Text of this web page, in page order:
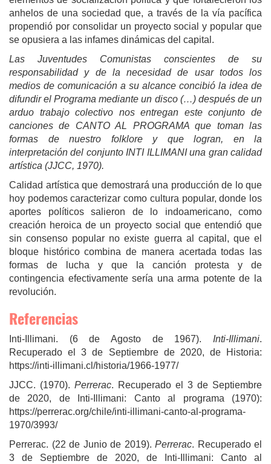
anhelos de una sociedad que, a través de la vía pacífica
propendió por consolidar un proyecto social y popular que
se opusiera a las infames dinámicas del capital.
Las Juventudes Comunistas conscientes de su
responsabilidad y de la necesidad de usar todos los
medios de comunicación a su alcance concibió la idea de
difundir el Programa mediante un disco (…) después de un
arduo trabajo colectivo nos entregan este conjunto de
canciones de CANTO AL PROGRAMA que toman las
formas de nuestro folklore y que logran, en la
interpretación del conjunto INTI ILLIMANI una gran calidad
artística (JJCC, 1970).
Calidad artística que demostrará una producción de lo que
hoy podemos caracterizar como cultura popular, donde los
aportes políticos salieron de lo indoamericano, como
creación heroica de un proyecto social que entendió que
sin consenso popular no existe guerra al capital, que el
bloque histórico combina de manera acertada todas las
formas de lucha y que la canción protesta y de
contingencia efectivamente sería una arma potente de la
revolución.
Referencias
Inti-Illimani. (6 de Agosto de 1967). Inti-Illimani.
Recuperado el 3 de Septiembre de 2020, de Historia:
https://inti-illimani.cl/historia/1966-1977/
JJCC. (1970). Perrerac. Recuperado el 3 de Septiembre
de 2020, de Inti-Illimani: Canto al programa (1970):
https://perrerac.org/chile/inti-illimani-canto-al-programa-
1970/3993/
Perrerac. (22 de Junio de 2019). Perrerac. Recuperado el
3 de Septiembre de 2020, de Inti-Illimani: Canto al